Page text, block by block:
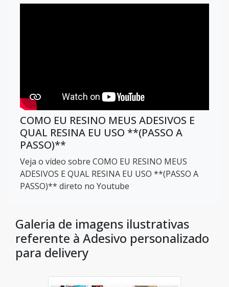
COMO EU RESINO MEUS ADESIVOS E
QUAL RESINA EU USO **(PASSO A
PASSO)**
Veja o vídeo sobre COMO EU RESINO MEUS
ADESIVOS E QUAL RESINA EU USO **(PASSO A
PASSO)** direto no Youtube
Galeria de imagens ilustrativas
referente à Adesivo personalizado
para delivery